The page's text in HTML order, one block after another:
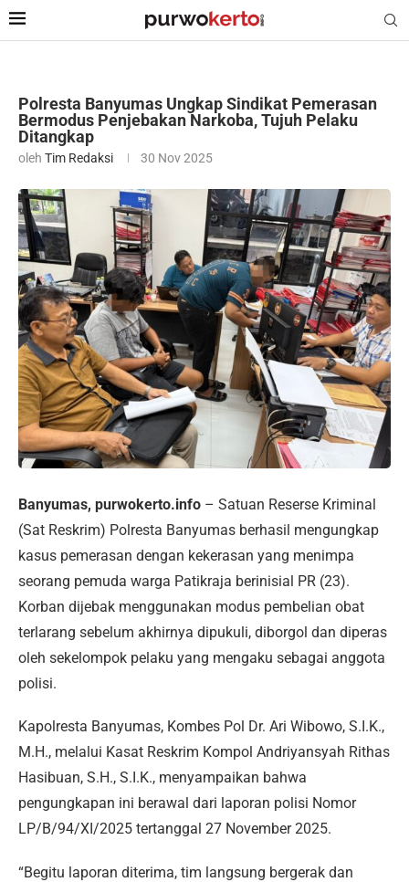
Polresta Banyumas Ungkap Sindikat Pemerasan
Bermodus Penjebakan Narkoba, Tujuh Pelaku
Ditangkap
oleh Tim Redaksi 30 Nov 2025
Banyumas, purwokerto.info – Satuan Reserse Kriminal
(Sat Reskrim) Polresta Banyumas berhasil mengungkap
kasus pemerasan dengan kekerasan yang menimpa
seorang pemuda warga Patikraja berinisial PR (23).
Korban dijebak menggunakan modus pembelian obat
terlarang sebelum akhirnya dipukuli, diborgol dan diperas
oleh sekelompok pelaku yang mengaku sebagai anggota
polisi.
Kapolresta Banyumas, Kombes Pol Dr. Ari Wibowo, S.I.K.,
M.H., melalui Kasat Reskrim Kompol Andriyansyah Rithas
Hasibuan, S.H., S.I.K., menyampaikan bahwa
pengungkapan ini berawal dari laporan polisi Nomor
LP/B/94/XI/2025 tertanggal 27 November 2025.
“Begitu laporan diterima, tim langsung bergerak dan